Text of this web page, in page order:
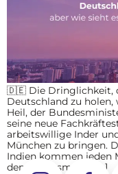
🇩🇪 Die Dringlichkeit,
Deutschland zu
Heil, der
seine neue
arbeitswillige Inder
München zu bringen.
Indien kommen jeden
den Arbeitsmarkt, […]